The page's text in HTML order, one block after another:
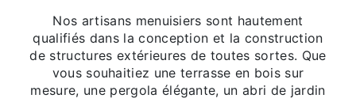
Nos artisans menuisiers sont hautement
qualifiés dans la conception et la construction
de structures extérieures de toutes sortes. Que
vous souhaitiez une terrasse en bois sur
mesure, une pergola élégante, un abri de jardin